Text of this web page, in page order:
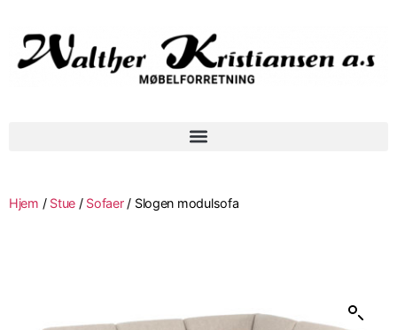
Hjem / Stue / Sofaer/ Slogen modulsofa